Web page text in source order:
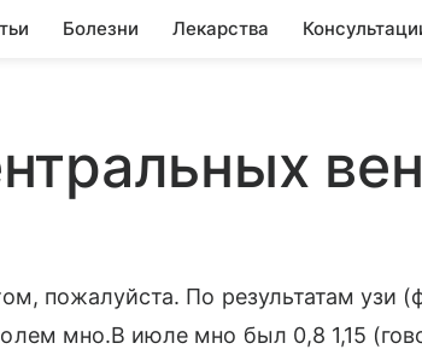
Болезни Лекарства
вен
пожалуйста. По результатам узи
мно.В июле мно был 0,8 1,15